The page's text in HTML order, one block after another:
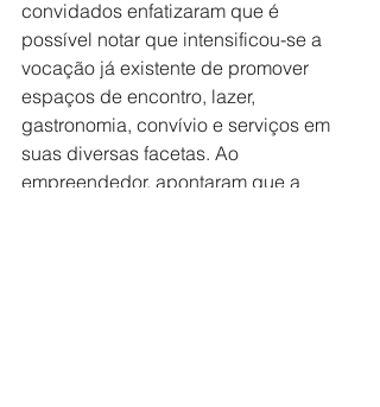
convidados enfatizaram que é
possível notar que intensificou-se a
vocação já existente de promover
espaços de encontro, lazer,
gastronomia, convívio e serviços em
suas diversas facetas. Ao
empreendedor, apontaram que a